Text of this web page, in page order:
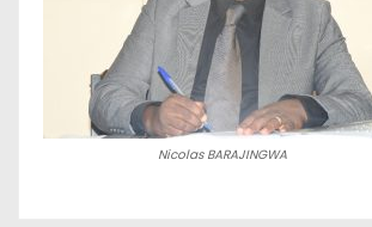
Nicolas BARAJINGWA